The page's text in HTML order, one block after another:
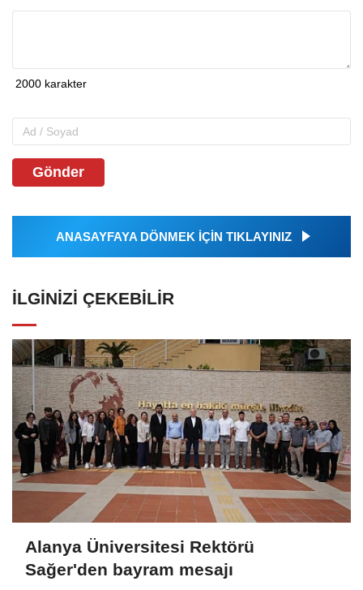
Gönder
ANASAYFAYA DÖNMEK İÇİN TIKLAYINIZ
İLGINIZI ÇEKEBILIR
Alanya Üniversitesi Rektörü
Sağer'den bayram mesajı